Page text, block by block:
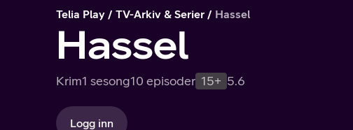
Telia Play TV-Arkiv & Serier Hassel
Hassel
Krim1 sesong10 episoder 15+ 5.6
Logg inn